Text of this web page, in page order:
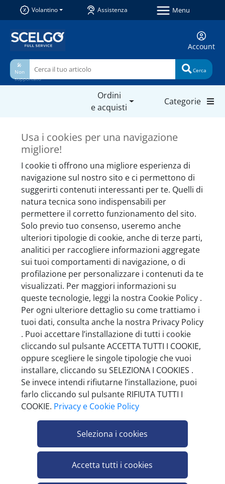
Usa i cookies per una navigazione
migliore!
I cookie ti offrono una migliore esperienza di
navigazione sul nostro sito e ci permettono di
suggerirti contenuti interessanti per te. Quelli di
natura tecnica sono indispensabili per
permettere il corretto funzionamento del sito.
Solo previo tuo consenso, useremo anche
ulteriori tipologie di cookie, anche di terze parti,
analitici per raccogliere informazioni aggregate
sui tuoi comportamenti di navigazione, o di
profilazione per personalizzare i contenuti da te
visualizzati. Per maggiori informazioni su
queste tecnologie, leggi la nostra Cookie Policy .
Per ogni ulteriore dettaglio su come trattiamo i
tuoi dati, consulta anche la nostra Privacy Policy
. Puoi accettare l’installazione di tutti i cookie
cliccando sul pulsante ACCETTA TUTTI I COOKIE,
oppure scegliere le singole tipologie che vuoi
installare, cliccando su SELEZIONA I COOKIES .
Se invece intendi rifiutarne l’installazione, puoi
farlo cliccando sul pulsante RIFIUTA TUTTI I
COOKIE. Privacy e Cookie Policy
Seleziona i cookies
Accetta tutti i cookies
Volantino Assistenza Menu
Account
🎤
Non
supportato
Cerca
Ordini
e acquisti
Categorie
Prodotti simili da non
perdere
NONINO GRAPPA 41 BARRIQUE 1 L
Pezzi per cartone: 6
NONINO GRAPPA 41° 1 L